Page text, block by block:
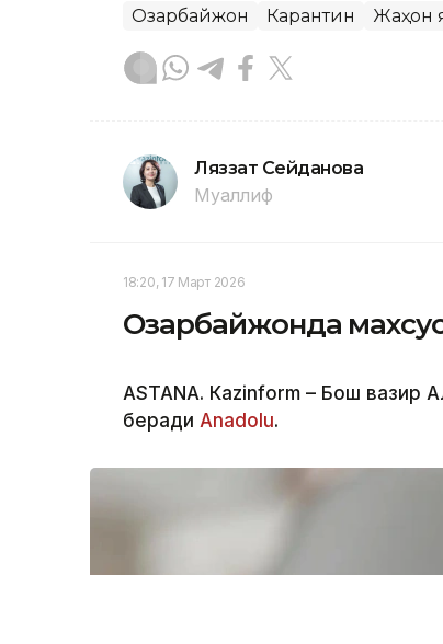
Озарбайжон Карантин Жаҳон
Ляззат Сейданова
Муаллиф
18:20, 17 Март 2026
Озарбайжонда
ASTANА. Кazinform – Бош вазир
беради Аnadolu.